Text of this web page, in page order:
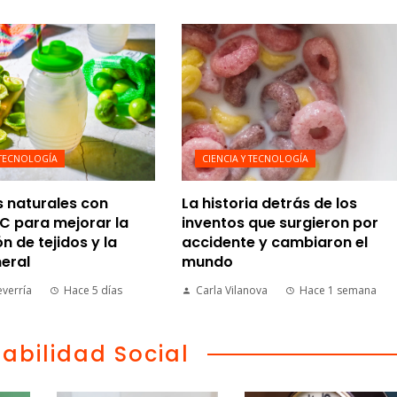
naturales con
para mejorar la
de tejidos y la
Hace 5 días
CIENCIA Y TECNOLOGÍA
La historia detrás de los
inventos que surgieron por
accidente y cambiaron el
mundo
Carla Vilanova Hace 1 semana
Social